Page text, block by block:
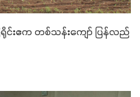
င်းဧက တစ်သန်းကျော် ပြန်လည်